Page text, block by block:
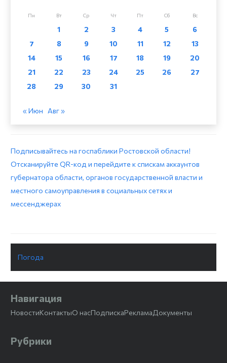
Пн Вт Ср Чт Пт Сб Вс
1 2 3 4 5
6
7
8 9 10 11 12
13
14
15 16 17 18 19
20
21
22 23 24 25 26
27
28
29 30 31
« Июн Авг »
Подписывайтесь на госпаблики Ростовской области!
Отсканируйте QR-код и перейдите к спискам аккаунтов
губернатора области, органов государственной власти и
местного самоуправления в социальных сетях и
мессенджерах
Погода
Навигация
НовостиКонтактыО насПодпискаРекламаДокументы
Рубрики